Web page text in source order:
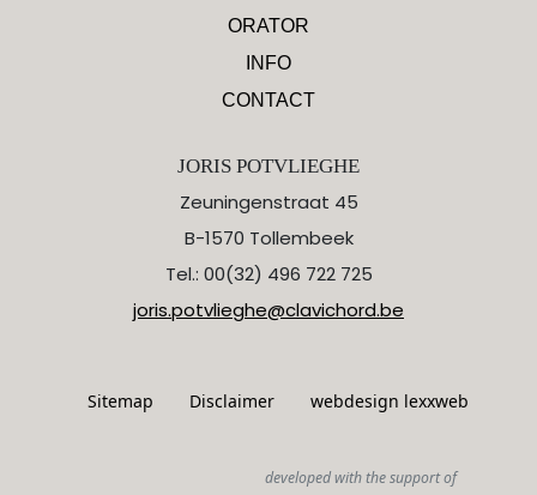
ORATOR
INFO
CONTACT
JORIS POTVLIEGHE
Zeuningenstraat 45
B-1570 Tollembeek
Tel.: 00(32) 496 722 725
joris.potvlieghe@clavichord.be
Sitemap Disclaimer webdesign lexxweb
developed with the support of